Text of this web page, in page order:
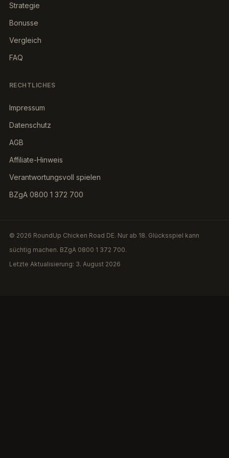
Strategie
Bonusse
Vergleich
FAQ
RECHTLICHES
Impressum
Datenschutz
AGB
Affiliate-Hinweis
Verantwortungsvoll spielen
BZgA 0800 1 372 700
© 2026 RoundUp Chicken Road DE. Nur ab 18. Glücksspiel kann
süchtig machen. BZgA 0800 1 372 700.
Letzte Aktualisierung: 3. August 2026